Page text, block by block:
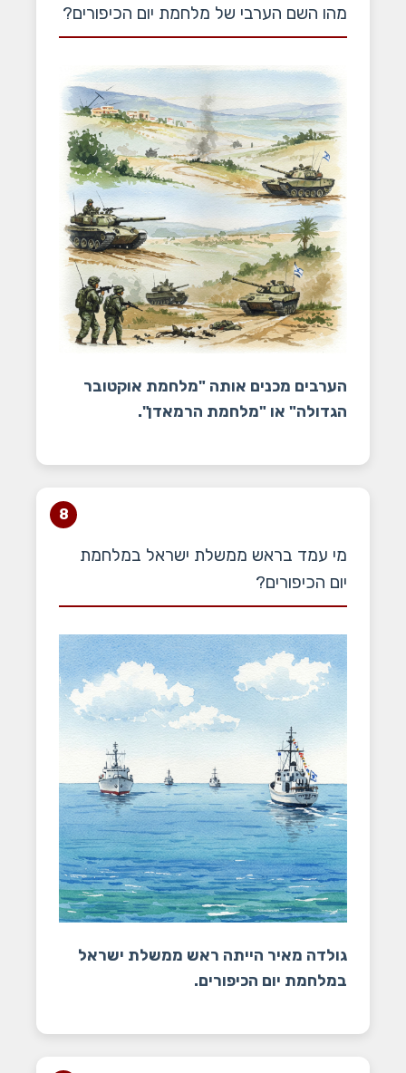
מהו השם הערבי של מלחמת יום הכיפורים?
הערבים מכנים אותה "מלחמת אוקטובר
הגדולה" או "מלחמת הרמאדן".
מי עמד בראש ממשלת ישראל במלחמת
יום הכיפורים?
גולדה מאיר הייתה ראש ממשלת ישראל
במלחמת יום הכיפורים.